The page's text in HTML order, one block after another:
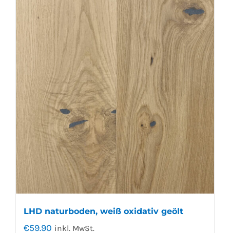
LHD naturboden, weiß oxidativ geölt
€59.90 inkl. MwSt.